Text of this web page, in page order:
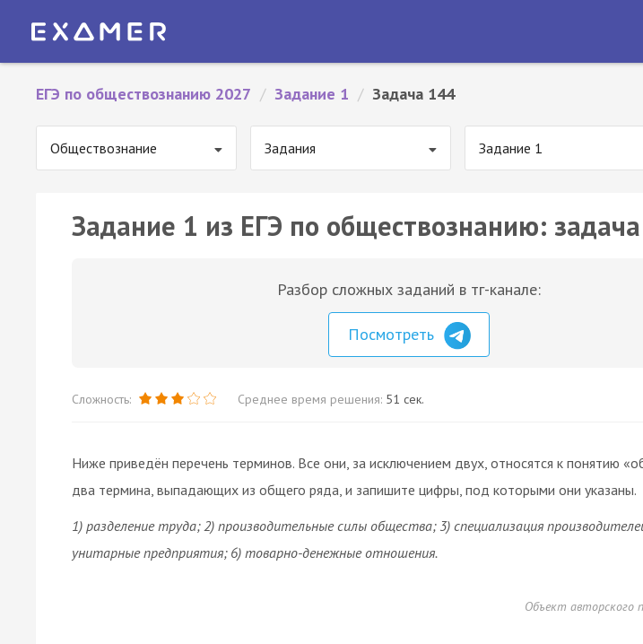
ЕГЭ по обществознанию 2027 / Задание 1 / Задача 144
Обществознание Задания Задание 1
Задание 1 из ЕГЭ по обществознанию:
Разбор сложных заданий в тг-канале:
Посмотреть
Сложность: Среднее время решения: 51 сек.
Ниже приведён перечень терминов. Все они, за исключением двух, относятся к понятию
два термина, выпадающих из общего ряда, и запишите цифры, под которыми они указаны.
1) разделение труда; 2) производительные силы общества; 3) специализация
унитарные предприятия; 6) товарно-денежные отношения.
Объект авторского